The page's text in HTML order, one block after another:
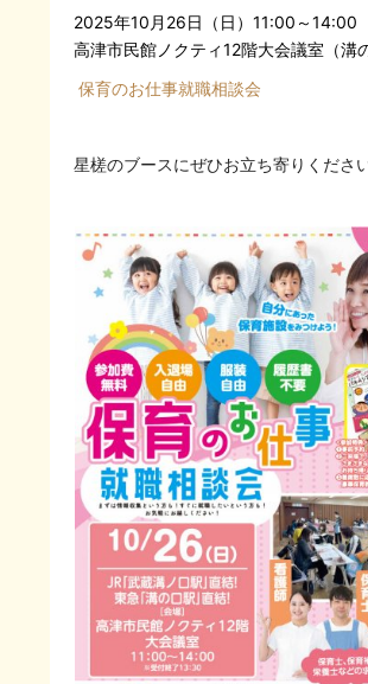
2025年10月26日（日）11:00～14:00
高津市民館ノクティ12階大会議室（溝
保育のお仕事就職相談会
星槎のブースにぜひお立ち寄りくださ